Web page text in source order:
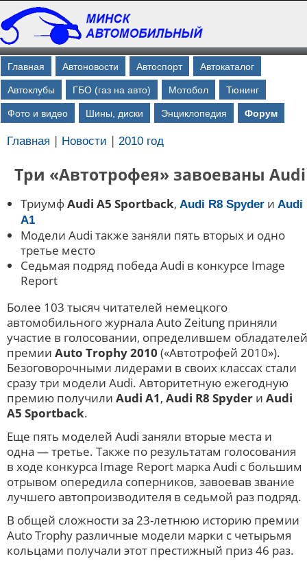
Главная Автоновости Автоспорт Автокаталог
Автоклубы ГБО (газ на авто) Мотобол Тюнинг
Фото и видео Шины, диски Энциклопедия Форум
Главная | Новости | 2010 год
Три «Автотрофея» завоеваны Audi
ТриумфAudi A5 Sportback, Audi R8 Spyder и Audi
A1
Модели Audi также заняли пять вторых и одно
третье место
Седьмая подряд победа Audi в конкурсе Image
Report
Более 103 тысяч читателей немецкого
автомобильного журнала Auto Zeitung приняли
участие в голосовании, определившем обладателей
премии Auto Trophy 2010 («Автотрофей 2010»).
Безоговорочными лидерами в своих классах стали
сразу три модели Audi. Авторитетную ежегодную
премию получили Audi A1, Audi R8 Spyder и Audi
A5 Sportback.
Еще пять моделей Audi заняли вторые места и
одна — третье. Также по результатам голосования
в ходе конкурса Image Report марка Audi с большим
отрывом опередила соперников, завоевав звание
лучшего автопроизводителя в седьмой раз подряд.
В общей сложности за 23-летнюю историю премии
Auto Trophy различные модели марки с четырьмя
кольцами получали этот престижный приз 46 раз.